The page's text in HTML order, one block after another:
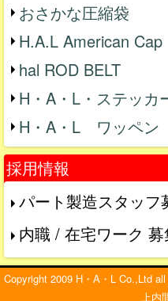
おさかな圧縮袋
H.A.L American Cap
hal ROD BELT
H・A・L・ステッカ
H・A・L ワッペン
採用情報
パート製造スタッフ
内職 / 在宅ワーク 募
Copyright 2009 H・A・L Co.,Ltd
上内